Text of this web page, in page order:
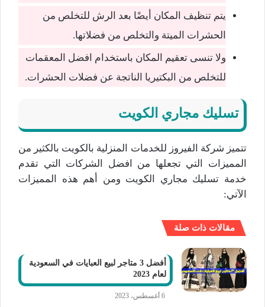
يتم تنظيف المكان أيضًا بعد الرش للتخلص من
الحشرات الميتة والتخلص من فضلاتها.
ولا تنسى تعقيم المكان باستخدام افضل المعقمات
للتخلص من البكتيريا الناتجة عن فضلات الحشرات.
تسليك مجاري الكويت
تتميز شركة الفيروز للخدمات المنزلية بالكويت بالكثير من
المميزات التي تجعلها من افضل الشركات التي تقدم
خدمة تسليك مجاري الكويت ومن أهم هذه المميزات
الآتي:
مقالات ذات صلة
أفضل 3 متاجر لبيع العبايات في السعودية
لعام 2023
6 أغسطس، 2023